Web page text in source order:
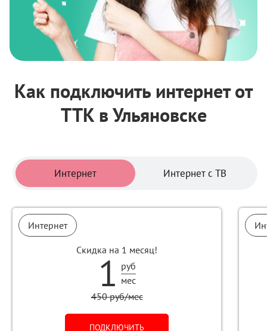
Как подключить интернет от
ТТК в Ульяновске
Интернет Интернет с ТВ
Тарифы
Интернет
Скидка на 1 месяц!
1 руб
мес
450 руб/мес
ПОДКЛЮЧИТЬ